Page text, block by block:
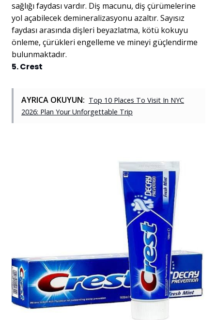
sağlığı faydası vardır. Diş macunu, diş çürümelerine
yol açabilecek demineralizasyonu azaltır. Sayısız
faydası arasında dişleri beyazlatma, kötü kokuyu
önleme, çürükleri engelleme ve mineyi güçlendirme
bulunmaktadır.
5. Crest
AYRICA OKUYUN: Top 10 Places To Visit In NYC
2026: Plan Your Unforgettable Trip